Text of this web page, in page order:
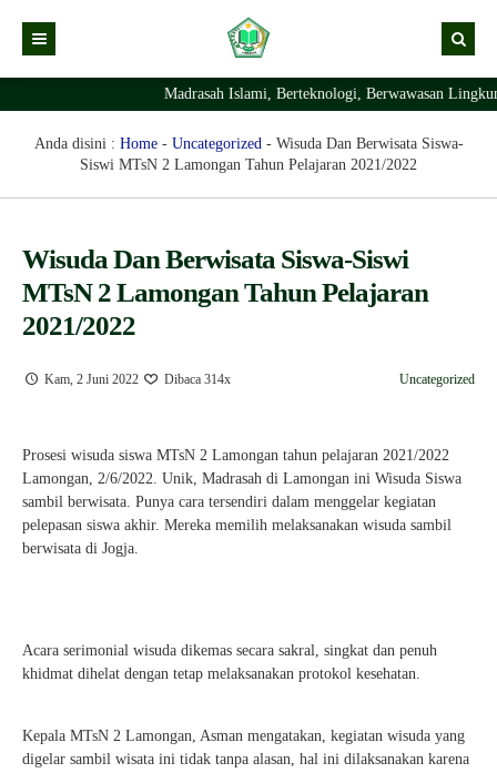
Kabar Madrasah
Profil Madrasah
Ekstrakurikuler Madrasah
KURIKULUM
Struktur Organisasi Madrasah
Madrasah Islami, Berteknologi, Berwawasan
Anda disini : Home- Uncategorized- Wisuda Dan Berwisata Siswa-
Siswi MTsN 2 Lamongan Tahun Pelajaran 2021/2022
Wisuda Dan Berwisata Siswa-Siswi
MTsN 2 Lamongan Tahun Pelajaran
2021/2022
Kam, 2 Juni 2022 Dibaca 314x Uncategorized
Prosesi wisuda siswa MTsN 2 Lamongan tahun pelajaran 2021/2022
Lamongan, 2/6/2022. Unik, Madrasah di Lamongan ini Wisuda Siswa
sambil berwisata. Punya cara tersendiri dalam menggelar kegiatan
pelepasan siswa akhir. Mereka memilih melaksanakan wisuda sambil
berwisata di Jogja.
Acara serimonial wisuda dikemas secara sakral, singkat dan penuh
khidmat dihelat dengan tetap melaksanakan protokol kesehatan.
Kepala MTsN 2 Lamongan, Asman mengatakan, kegiatan wisuda yang
digelar sambil wisata ini tidak tanpa alasan, hal ini dilaksanakan karena